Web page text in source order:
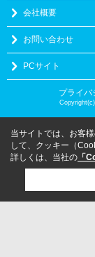
会社概要
お問い合わせ
PCサイト
プライバ
当サイトでは、お客
して、クッキー（
詳しくは、当社の 「